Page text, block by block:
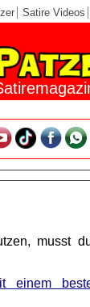
Satire Videos
musst